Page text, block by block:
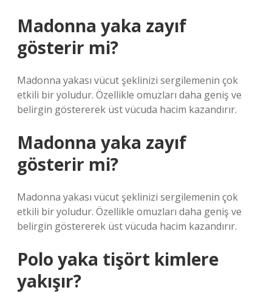
Madonna yaka zayıf
gösterir mi?
Madonna yakası vücut şeklinizi sergilemenin çok
etkili bir yoludur. Özellikle omuzları daha geniş ve
belirgin göstererek üst vücuda hacim kazandırır.
Madonna yaka zayıf
gösterir mi?
Madonna yakası vücut şeklinizi sergilemenin çok
etkili bir yoludur. Özellikle omuzları daha geniş ve
belirgin göstererek üst vücuda hacim kazandırır.
Polo yaka tişört kimlere
yakışır?